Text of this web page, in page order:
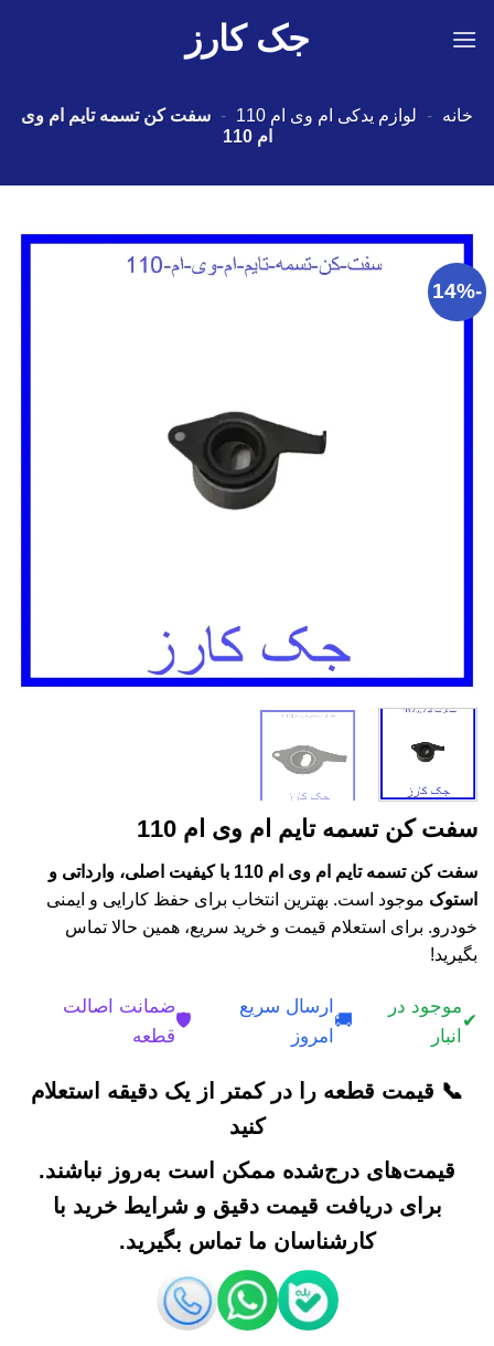
جک کارز
خانه - لوازم یدکی ام وی ام 110 - سفت کن تسمه تایم ام وی
ام 110
-14%
سفت کن تسمه تایم ام وی ام 110
سفت کن تسمه تایم ام وی ام 110 با کیفیت اصلی، وارداتی و
استوک موجود است. بهترین انتخاب برای حفظ کارایی و ایمنی
خودرو. برای استعلام قیمت و خرید سریع، همین حالا تماس
بگیرید!
✔
موجود در
انبار
🚚
ارسال سریع
امروز
🛡️
ضمانت اصالت
قطعه
📞 قیمت قطعه را در کمتر از یک دقیقه استعلام
کنید
قیمت‌های درج‌شده ممکن است به‌روز نباشند.
برای دریافت قیمت دقیق و شرایط خرید با
کارشناسان ما تماس بگیرید.